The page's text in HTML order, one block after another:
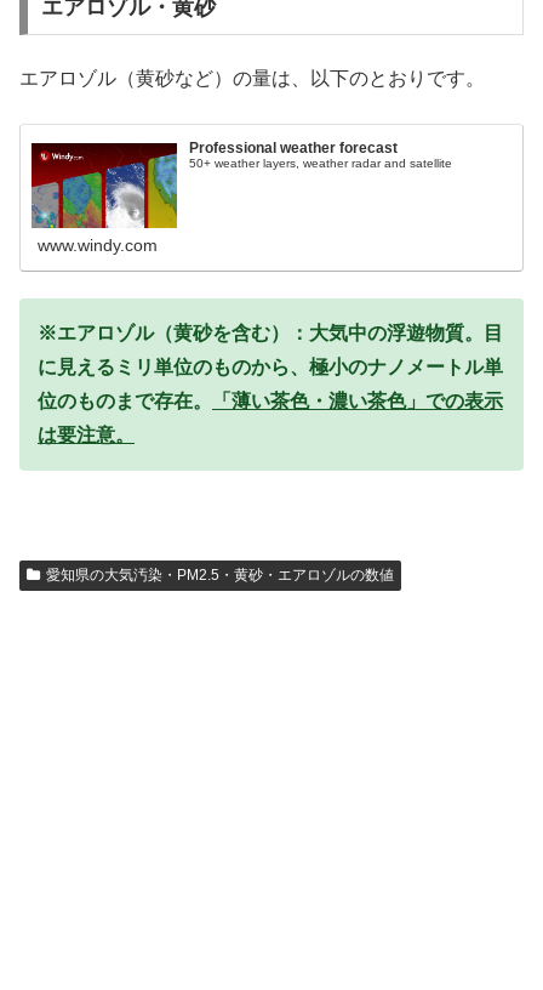
エアロゾル・黄砂
エアロゾル（黄砂など）の量は、以下のとおりです。
Professional weather forecast
50+ weather layers, weather radar and satellite
www.windy.com
※エアロゾル（黄砂を含む）：大気中の浮遊物質。目
に見えるミリ単位のものから、極小のナノメートル単
位のものまで存在。
「薄い茶色・濃い茶色」での表示
は要注意。
愛知県の大気汚染・PM2.5・黄砂・エアロゾルの数値